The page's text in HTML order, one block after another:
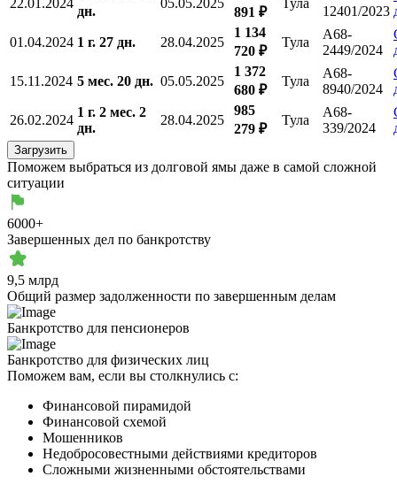
22.01.2024
дн.
05.05.2025
891 ₽
Тула
12401/2023
01.04.2024 1 г. 27 дн. 28.04.2025
1 134
720 ₽
Тула
А68-
2449/2024
15.11.2024 5 мес. 20 дн. 05.05.2025
1 372
680 ₽
Тула
А68-
8940/2024
26.02.2024
1 г. 2 мес. 2
дн.
28.04.2025
985
279 ₽
Тула
А68-
339/2024
Загрузить
Поможем выбраться из долговой ямы даже в самой сложной
ситуации
6000+
Завершенных дел по банкротству
9,5 млрд
Общий размер задолженности по завершенным делам
Банкротство для пенсионеров
Банкротство для физических лиц
Поможем вам, если вы столкнулись с:
Финансовой пирамидой
Финансовой схемой
Мошенников
Недобросовестными действиями кредиторов
Сложными жизненными обстоятельствами